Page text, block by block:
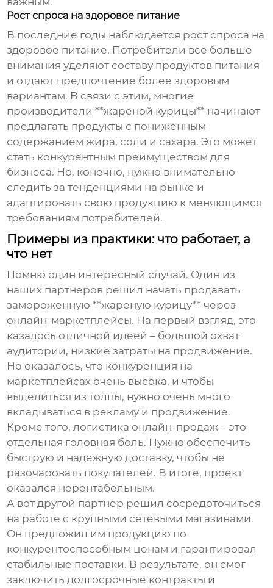
Рост спроса на здоровое питание
В последние годы наблюдается рост спроса на
здоровое питание. Потребители все больше
внимания уделяют составу продуктов питания
и отдают предпочтение более здоровым
вариантам. В связи с этим, многие
производители **жареной курицы** начинают
предлагать продукты с пониженным
содержанием жира, соли и сахара. Это может
стать конкурентным преимуществом для
бизнеса. Но, конечно, нужно внимательно
следить за тенденциями на рынке и
адаптировать свою продукцию к меняющимся
требованиям потребителей.
Примеры из практики: что работает, а
что нет
Помню один интересный случай. Один из
наших партнеров решил начать продавать
замороженную **жареную курицу** через
онлайн-маркетплейсы. На первый взгляд, это
казалось отличной идеей – большой охват
аудитории, низкие затраты на продвижение.
Но оказалось, что конкуренция на
маркетплейсах очень высока, и чтобы
выделиться из толпы, нужно очень много
вкладываться в рекламу и продвижение.
Кроме того, логистика онлайн-продаж – это
отдельная головная боль. Нужно обеспечить
быструю и надежную доставку, чтобы не
разочаровать покупателей. В итоге, проект
оказался нерентабельным.
А вот другой партнер решил сосредоточиться
на работе с крупными сетевыми магазинами.
Он предложил им продукцию по
конкурентоспособным ценам и гарантировал
стабильные поставки. В результате, он смог
заключить долгосрочные контракты и